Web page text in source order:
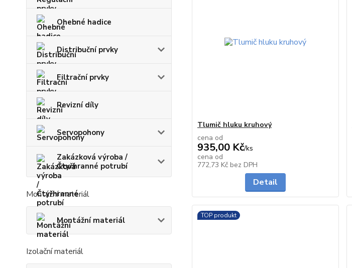
Ohebné hadice
Distribuční prvky
Filtrační prvky
Revizní díly
Servopohony
Zakázková výroba /
Čtyřhranné potrubí
Montážní materiál
Montážní materiál
Izolační materiál
Tlumič hluku kruhový
cena od
935,00 Kč/ks
cena od
772,73 Kč bez DPH
Detail
TOP produkt